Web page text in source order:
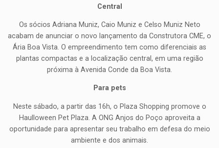
Central
Os sócios Adriana Muniz, Caio Muniz e Celso Muniz Neto
acabam de anunciar o novo lançamento da Construtora CME, o
Ária Boa Vista. O empreendimento tem como diferenciais as
plantas compactas e a localização central, em uma região
próxima à Avenida Conde da Boa Vista.
Para pets
Neste sábado, a partir das 16h, o Plaza Shopping promove o
Haulloween Pet Plaza. A ONG Anjos do Poço aproveita a
oportunidade para apresentar seu trabalho em defesa do meio
ambiente e dos animais.